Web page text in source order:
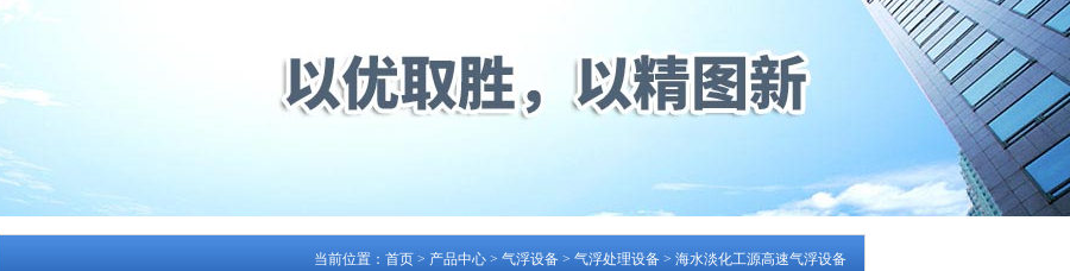
当前位置： 首页 > 产品中心 > 气浮设备 > 气浮处理设备 > 海水淡化工源高速气浮设备